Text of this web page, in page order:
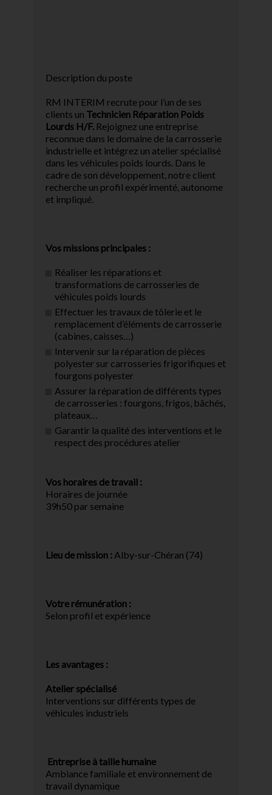
Description du poste
RM INTERIM recrute pour l’un de ses
clients un Technicien Réparation Poids
Lourds H/F. Rejoignez une entreprise
reconnue dans le domaine de la carrosserie
industrielle et intégrez un atelier spécialisé
dans les véhicules poids lourds. Dans le
cadre de son développement, notre client
recherche un profil expérimenté, autonome
et impliqué.
Vos missions principales :
Réaliser les réparations et
transformations de carrosseries de
véhicules poids lourds
Effectuer les travaux de tôlerie et le
remplacement d’éléments de carrosserie
(cabines, caisses…)
Intervenir sur la réparation de pièces
polyester sur carrosseries frigorifiques et
fourgons polyester
Assurer la réparation de différents types
de carrosseries : fourgons, frigos, bâchés,
plateaux…
Garantir la qualité des interventions et le
respect des procédures atelier
Vos horaires de travail :
Horaires de journée
39h50 par semaine
Lieu de mission : Alby-sur-Chéran (74)
Votre rémunération :
Selon profil et expérience
Les avantages :
Atelier spécialisé
Interventions sur différents types de
véhicules industriels
Entreprise à taille humaine
Ambiance familiale et environnement de
travail dynamique